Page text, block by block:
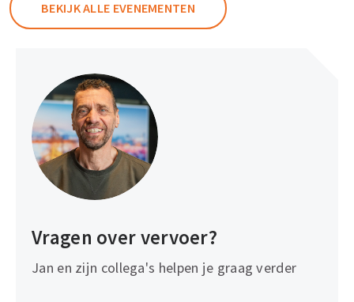
BEKIJK ALLE EVENEMENTEN
Vragen over vervoer?
Jan en zijn collega's helpen je graag verder